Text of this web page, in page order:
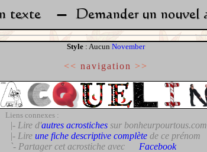
Style : Aucun November
<< navigation >>
Liens connexes :
|- Lire d'autres acrostichessur bonheurpourtous.com
|- Lire une fiche descriptive complètede ce prénom
`- Partager cet acrostiche avec
Facebook